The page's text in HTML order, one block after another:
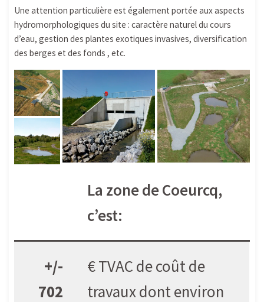
Une attention particulière est également portée aux aspects
hydromorphologiques du site : caractère naturel du cours
d’eau, gestion des plantes exotiques invasives, diversification
des berges et des fonds , etc.
La zone de Coeurcq,
c’est:
+/-
702
€ TVAC de coût de
travaux dont environ